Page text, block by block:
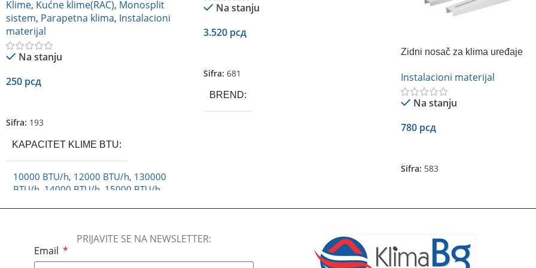
Klime, Kućne klime(RAC), Monosplit
sistem, Parapetna klima, Instalacioni
materijal
Na stanju
250 рсд
Šifra: 193
KAPACITET KLIME BTU
10000 BTU/h, 12000 BTU/h, 130000
BTU/h 14000 BTU/h 15000 BTU/h
38000 BTU/h,42000 Btu/h,
45000 BTU/h
BTU/h,75000 BTU/h,9000 BTU/h
Na stanju
3.520 рсд
Šifra: 681
BREND
Zidni nosač za klima uređaje
Instalacioni materijal
Na stanju
780 рсд
Šifra: 583
PRIJAVITE SE NA NEWSLETTER:
Email